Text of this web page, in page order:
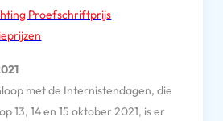
Proefschriftprijs
met de Internistendagen, die
13, 14 en 15 oktober 2021, is er